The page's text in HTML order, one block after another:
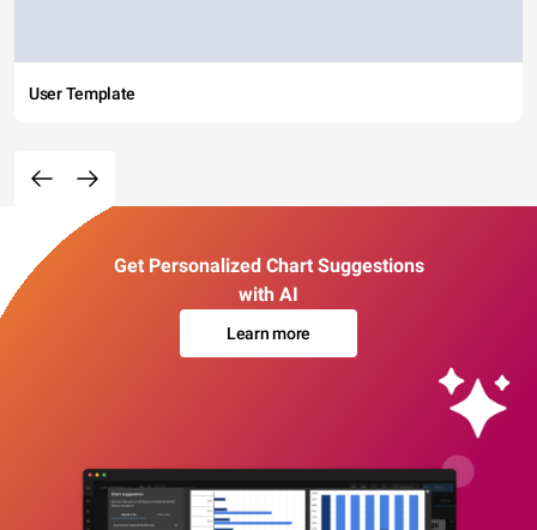
User Template
Get Personalized Chart Suggestions
with AI
Learn more